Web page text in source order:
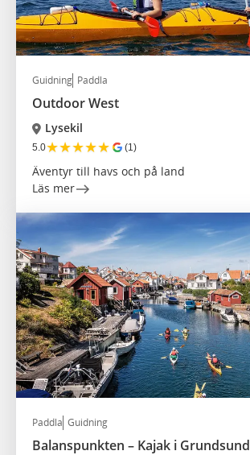
Guidning Paddla
Outdoor West
Lysekil
5.0★★★★★ (1)
Äventyr till havs och på land
Läs mer
Paddla Guidning
Balanspunkten – Kajak i Grundsund